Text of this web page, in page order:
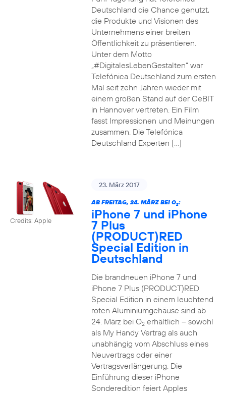
Deutschland die Chance genutzt,
die Produkte und Visionen des
Unternehmens einer breiten
Öffentlichkeit zu präsentieren.
Unter dem Motto
„#DigitalesLebenGestalten“ war
Telefónica Deutschland zum ersten
Mal seit zehn Jahren wieder mit
einem großen Stand auf der CeBIT
in Hannover vertreten. Ein Film
fasst Impressionen und Meinungen
zusammen. Die Telefónica
Deutschland Experten […]
Credits: Apple
23. März 2017
AB FREITAG, 24. MÄRZ BEI O2:
iPhone 7 und iPhone
7 Plus
(PRODUCT)RED
Special Edition in
Deutschland
Die brandneuen iPhone 7 und
iPhone 7 Plus (PRODUCT)RED
Special Edition in einem leuchtend
roten Aluminiumgehäuse sind ab
24. März bei O2erhältlich – sowohl
als My Handy Vertrag als auch
unabhängig vom Abschluss eines
Neuvertrags oder einer
Vertragsverlängerung. Die
Einführung dieser iPhone
Sonderedition feiert Apples